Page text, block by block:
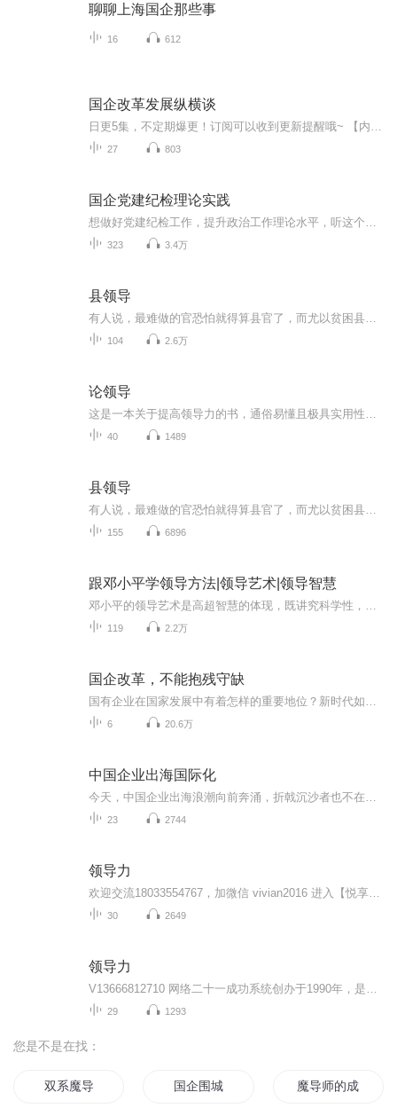
聊聊上海国企那些事
16 612
国企改革发展纵横谈
27 803
国企党建纪检理论实践
323 3.4万
县领导
104 2.6万
论领导
40 1489
县领导
155 6896
跟邓小平学领导方法|领导艺术|领导智慧
119 2.2万
国企改革，不能抱残守缺
6 20.6万
中国企业出海国际化
23 2744
领导力
30 2649
领导力
29 1293
您是不是在找：
双系魔导 国企围城 魔导师的成王之路